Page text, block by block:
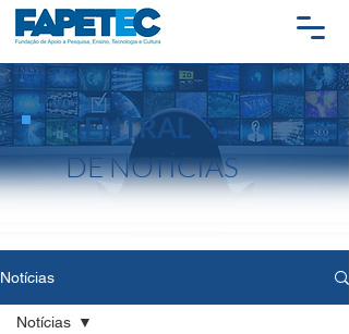
CENTRAL
DE NOTÍCIAS
Notícias
Notícias